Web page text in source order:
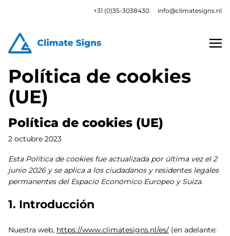
+31 (0)35-3038430 info@climatesigns.nl
Política de cookies
(UE)
Política de cookies (UE)
2 octubre 2023
Esta Política de cookies fue actualizada por última vez el 2
junio 2026 y se aplica a los ciudadanos y residentes legales
permanentes del Espacio Económico Europeo y Suiza.
1. Introducción
Nuestra web, https://www.climatesigns.nl/es/ (en adelante: